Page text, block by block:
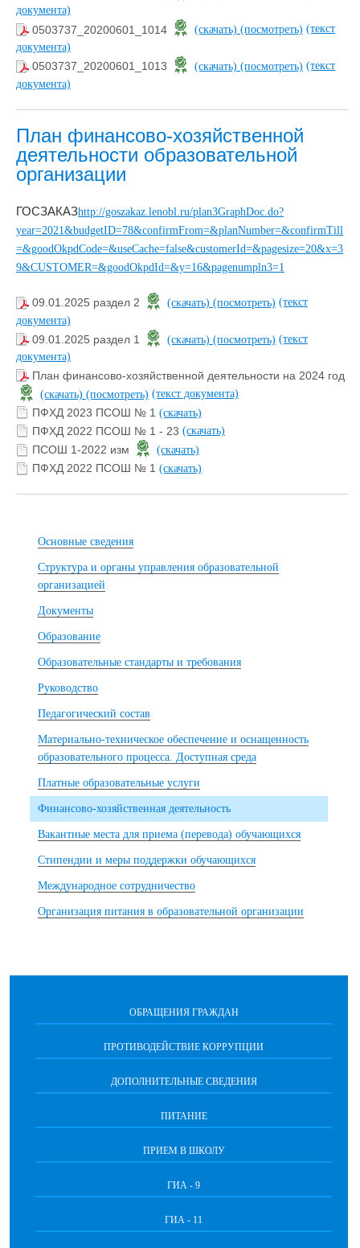
документа)
0503737_20200601_1014 (скачать) (посмотреть) (текст
документа)
0503737_20200601_1013 (скачать) (посмотреть) (текст
документа)
План финансово-хозяйственной
деятельности образовательной
организации
ГОСЗАКАЗhttp://goszakaz.lenobl.ru/plan3GraphDoc.do?
year=2021&budgetID=78&confirmFrom=&planNumber=&confirmTill
=&goodOkpdCode=&useCache=false&customerId=&pagesize=20&x=3
9&CUSTOMER=&goodOkpdId=&y=16&pagenumpln3=1
09.01.2025 раздел 2 (скачать) (посмотреть) (текст
документа)
09.01.2025 раздел 1 (скачать) (посмотреть) (текст
документа)
План финансово-хозяйственной деятельности на 2024 год
(скачать) (посмотреть) (текст документа)
ПФХД 2023 ПСОШ № 1 (скачать)
ПФХД 2022 ПСОШ № 1 - 23 (скачать)
ПСОШ 1-2022 изм (скачать)
ПФХД 2022 ПСОШ № 1 (скачать)
Основные сведения
Структура и органы управления образовательной
организацией
Документы
Образование
Образовательные стандарты и требования
Руководство
Педагогический состав
Материально-техническое обеспечение и оснащенность
образовательного процесса. Доступная среда
Платные образовательные услуги
Финансово-хозяйственная деятельность
Вакантные места для приема (перевода) обучающихся
Стипендии и меры поддержки обучающихся
Международное сотрудничество
Организация питания в образовательной организации
ОБРАЩЕНИЯ ГРАЖДАН
ПРОТИВОДЕЙСТВИЕ КОРРУПЦИИ
ДОПОЛНИТЕЛЬНЫЕ СВЕДЕНИЯ
ПИТАНИЕ
ПРИЕМ В ШКОЛУ
ГИА - 9
ГИА - 11